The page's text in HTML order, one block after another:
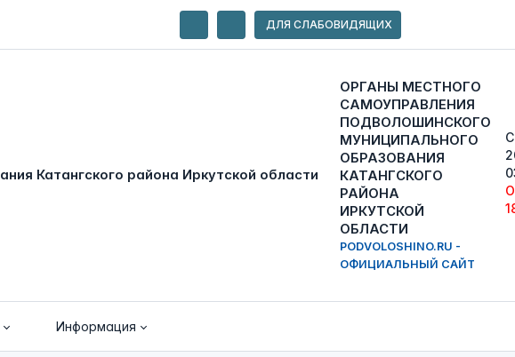
ДЛЯ СЛАБОВИДЯЩИХ
ОРГАНЫ МЕСТНОГО
САМОУПРАВЛЕНИЯ
ПОДВОЛОШИНСКОГО
МУНИЦИПАЛЬНОГО
ОБРАЗОВАНИЯ
КАТАНГСКОГО
РАЙОНА
ИРКУТСКОЙ
ОБЛАСТИ
PODVOLOSHINO.RU -
ОФИЦИАЛЬНЫЙ САЙТ
Информация